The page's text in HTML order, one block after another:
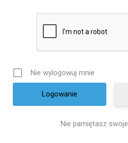
Nie wylogowuj mnie
Nie pamiętasz